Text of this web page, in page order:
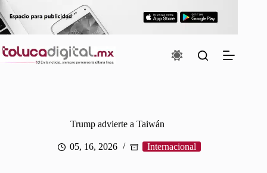
Saltar
al
contenido
Trump advierte a Taiwán
05, 16, 2026 Internacional